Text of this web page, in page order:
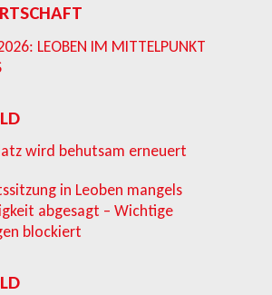
LEOBEN IM MITTELPUNKT
wird behutsam erneuert
in Leoben mangels
abgesagt – Wichtige
blockiert